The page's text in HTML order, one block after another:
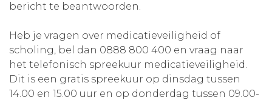
Winkelwagentje
Aanmelden nieuwsbrief
Inloggen
bericht te beantwoorden.
Heb je vragen over medicatieveiligheid of
scholing, bel dan 0888 800 400 en vraag naar
het telefonisch spreekuur medicatieveiligheid.
Dit is een gratis spreekuur op dinsdag tussen
14.00 en 15.00 uur en op donderdag tussen 09.00-